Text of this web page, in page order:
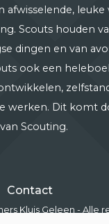
afwisselende,
Scouts houden
dingen en van
ook een
werken. Dit komt
Scouting.
Contact
Kluis Geleen - Alle